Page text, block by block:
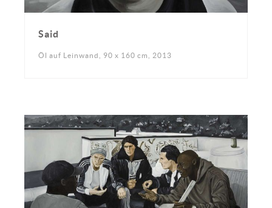
Said
Öl auf Leinwand, 90 x 160 cm, 2013